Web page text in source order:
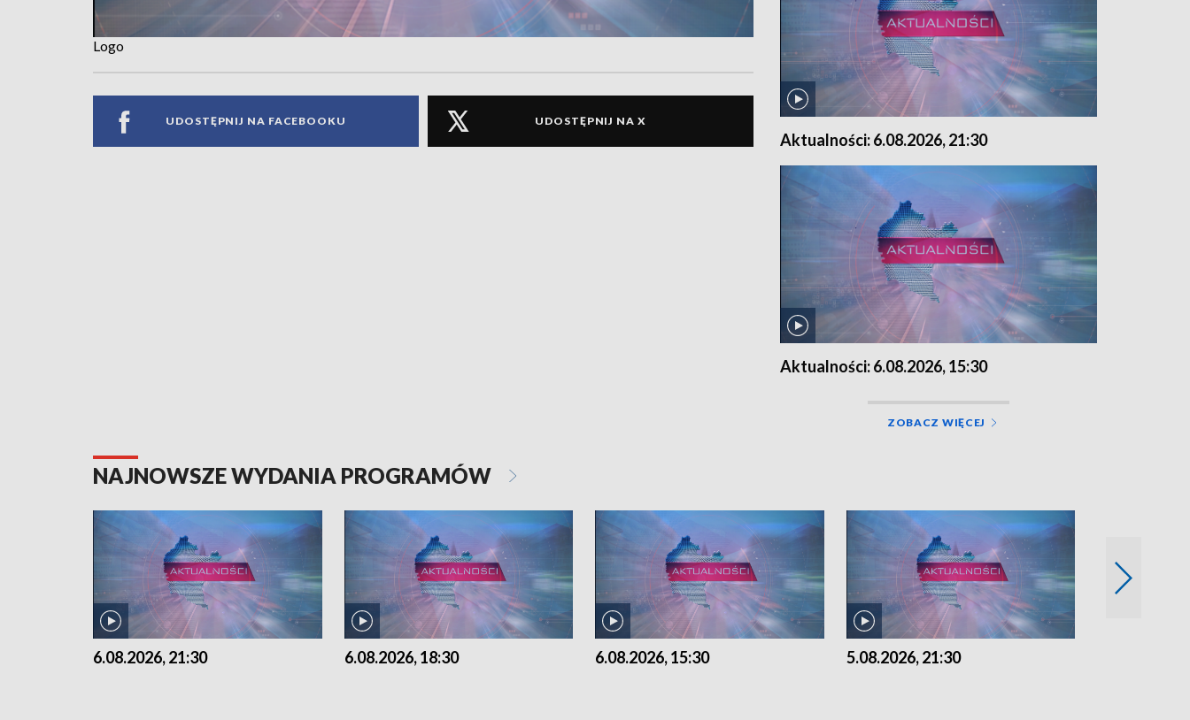
Logo
UDOSTĘPNIJ NA FACEBOOKU UDOSTĘPNIJ NA X
Aktualności: 6.08.2026, 21:30
Aktualności: 6.08.2026, 15:30
ZOBACZ WIĘCEJ
NAJNOWSZE WYDANIA PROGRAMÓW
6.08.2026, 21:30 6.08.2026, 18:30 6.08.2026, 15:30 5.08.2026, 21:30